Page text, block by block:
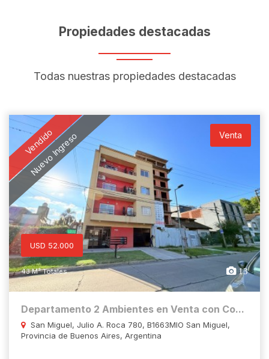
Propiedades destacadas
Todas nuestras propiedades destacadas
Vendido
Nuevo Ingreso Venta
USD 52.000
43 M² Totales 13
Departamento 2 Ambientes en Venta con Co...
San Miguel, Julio A. Roca 780, B1663MIO San Miguel,
Provincia de Buenos Aires, Argentina